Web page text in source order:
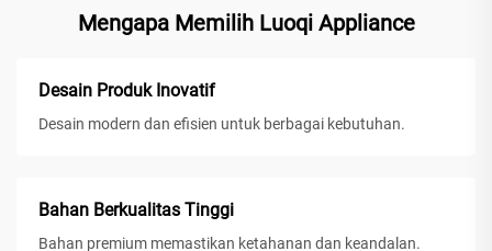
Mengapa Memilih Luoqi Appliance
Desain Produk Inovatif
Desain modern dan efisien untuk berbagai kebutuhan.
Bahan Berkualitas Tinggi
Bahan premium memastikan ketahanan dan keandalan.